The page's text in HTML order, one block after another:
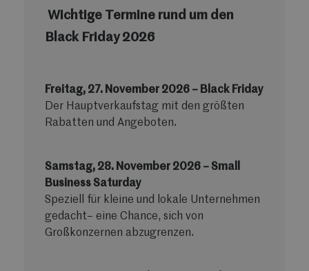
Wichtige Termine rund um den
Black Friday 2026
Freitag, 27. November 2026 – Black Friday
Der Hauptverkaufstag mit den größten
Rabatten und Angeboten.
Samstag, 28. November 2026 – Small
Business Saturday
Speziell für kleine und lokale Unternehmen
gedacht– eine Chance, sich von
Großkonzernen abzugrenzen.